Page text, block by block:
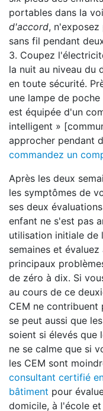
portables dans la
d'accord, n'exposez
sans fil pendant
3. Coupez
la nuit au niveau du
en toute sécurité.
une lampe de
est équipée d'un
intelligent »
approcher pendant
commandez un
Après les deux
les symptômes de
ses deux
enfant ne s'est pas
utilisation initiale de
semaines et
principaux
de zéro à dix. Si
au cours de ce
CEM ne contribuent
se peut aussi que
soient si élevés
ne se calme que si
les CEM sont
consultant certifié
bâtiment pour
domicile, à l'école